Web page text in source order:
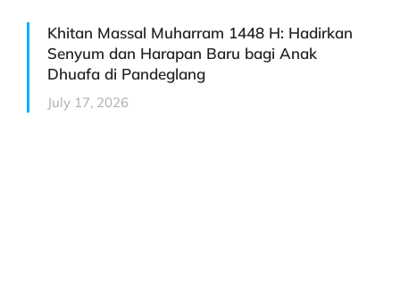
Khitan Massal Muharram 1448 H: Hadirkan
Senyum dan Harapan Baru bagi Anak
Dhuafa di Pandeglang
July 17, 2026